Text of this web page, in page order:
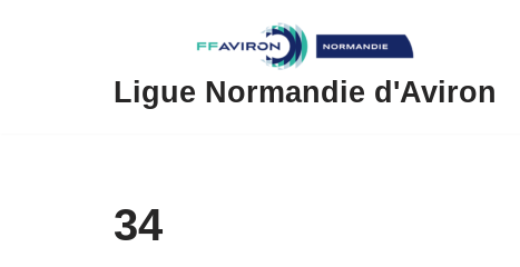
Ligue Normandie d'Aviron
34